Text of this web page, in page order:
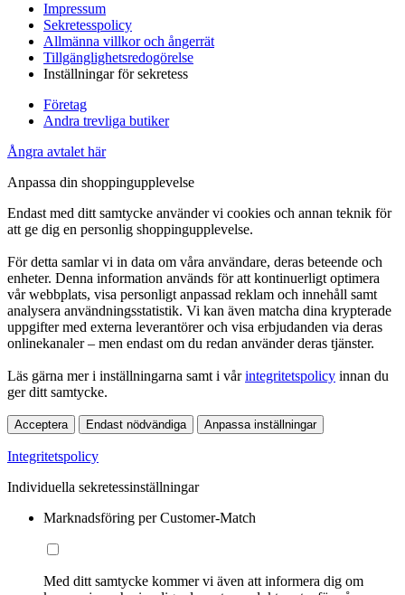
Impressum
Sekretesspolicy
Allmänna villkor och ångerrät
Tillgänglighetsredogörelse
Inställningar för sekretess
Företag
Andra trevliga butiker
Ångra avtalet här
Anpassa din shoppingupplevelse
Endast med ditt samtycke använder vi cookies och annan teknik för
att ge dig en personlig shoppingupplevelse.
För detta samlar vi in data om våra användare, deras beteende och
enheter. Denna information används för att kontinuerligt optimera
vår webbplats, visa personligt anpassad reklam och innehåll samt
analysera användningsstatistik. Vi kan även matcha dina krypterade
uppgifter med externa leverantörer och visa erbjudanden via deras
onlinekanaler – men endast om du redan använder deras tjänster.
Läs gärna mer i inställningarna samt i vårintegritetspolicy innan du
ger ditt samtycke.
Acceptera Endast nödvändiga Anpassa inställningar
Integritetspolicy
Individuella sekretessinställningar
Marknadsföring per Customer-Match
Med ditt samtycke kommer vi även att informera dig om